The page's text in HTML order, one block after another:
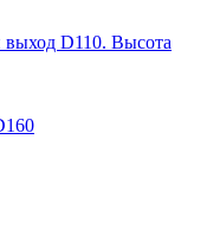
D110. Высота